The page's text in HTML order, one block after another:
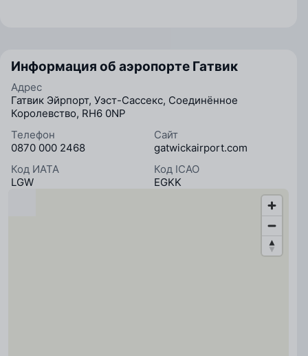
Информация об аэропорте Гатвик
Адрес
Гатвик Эйрпорт, Уэст-Сассекс, Соединённое
Королевство, RH6 0NP
Телефон
0870 000 2468
Сайт
gatwickairport.com
Код ИАТА
LGW
Код ICAO
EGKK